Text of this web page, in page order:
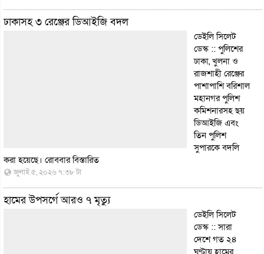
ঢাকাসহ ৩ রেঞ্জের ডিআইজি বদল
ডেইলি সিলেট
ডেস্ক :: পুলিশের
ঢাকা, খুলনা ও
রাজশাহী রেঞ্জের
পাশাপাশি বরিশাল
মহানগর পুলিশ
কমিশনারসহ ছয়
ডিআইজি এবং
তিন পুলিশ
সুপারকে বদলি
করা হয়েছে। রোববারবিস্তারিত
জুলাই ৫, ২০২৬ ৭:৩৮ টা
হামের উপসর্গে আরও ৭ মৃত্যু
ডেইলি সিলেট
ডেস্ক :: সারা
দেশে গত ২৪
ঘণ্টায় হামের